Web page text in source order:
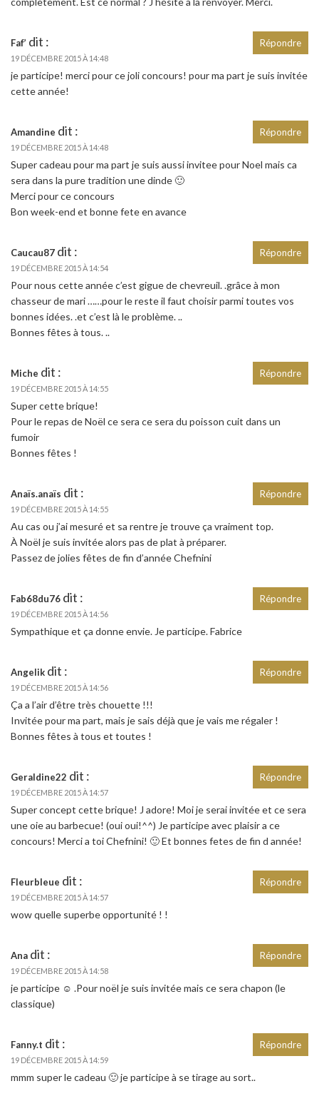
Faf’ dit :
19 DÉCEMBRE 2015 À 14:48
je participe! merci pour ce joli concours! pour ma part je suis invitée
cette année!
Répondre
Amandine dit :
19 DÉCEMBRE 2015 À 14:48
Super cadeau pour ma part je suis aussi invitee pour Noel mais ca
sera dans la pure tradition une dinde 🙂
Merci pour ce concours
Bon week-end et bonne fete en avance
Répondre
Caucau87 dit :
19 DÉCEMBRE 2015 À 14:54
Pour nous cette année c’est gigue de chevreuil. .grâce à mon
chasseur de mari ……pour le reste il faut choisir parmi toutes vos
bonnes idées. .et c’est là le problème. ..
Bonnes fêtes à tous. ..
Répondre
Miche dit :
19 DÉCEMBRE 2015 À 14:55
Super cette brique!
Pour le repas de Noël ce sera ce sera du poisson cuit dans un
fumoir
Bonnes fêtes !
Répondre
Anaïs.anaïs dit :
19 DÉCEMBRE 2015 À 14:55
Au cas ou j’ai mesuré et sa rentre je trouve ça vraiment top.
À Noël je suis invitée alors pas de plat à préparer.
Passez de jolies fêtes de fin d’année Chefnini
Répondre
Fab68du76 dit :
19 DÉCEMBRE 2015 À 14:56
Sympathique et ça donne envie. Je participe. Fabrice
Répondre
Angelik dit :
19 DÉCEMBRE 2015 À 14:56
Ça a l’air d’être très chouette !!!
Invitée pour ma part, mais je sais déjà que je vais me régaler !
Bonnes fêtes à tous et toutes !
Répondre
Geraldine22 dit :
19 DÉCEMBRE 2015 À 14:57
Super concept cette brique! J adore! Moi je serai invitée et ce sera
une oie au barbecue! (oui oui!^^) Je participe avec plaisir a ce
concours! Merci a toi Chefnini! 🙂 Et bonnes fetes de fin d année!
Répondre
Fleurbleue dit :
19 DÉCEMBRE 2015 À 14:57
wow quelle superbe opportunité ! !
Répondre
Ana dit :
19 DÉCEMBRE 2015 À 14:58
je participe ☺ .Pour noël je suis invitée mais ce sera chapon (le
classique)
Répondre
Fanny.t dit :
19 DÉCEMBRE 2015 À 14:59
mmm super le cadeau 🙂 je participe à se tirage au sort..
Répondre